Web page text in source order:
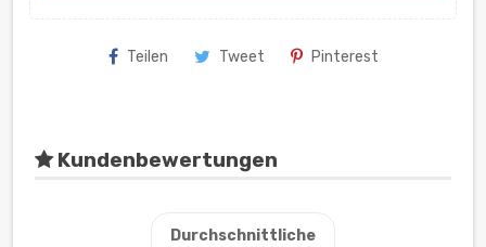
Teilen Tweet Pinterest
Kundenbewertungen
Durchschnittliche